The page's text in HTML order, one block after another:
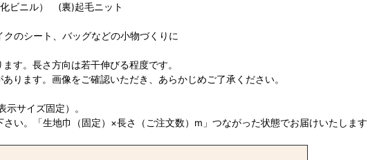
ビニル） (裏)起毛ニット
のシート、バッグなどの小物づくりに
す。長さ方向は若干伸びる程度です。
ります。画像をご確認いただき、あらかじめご了承ください。
サイズ固定）。
い。「生地巾（固定）×長さ（ご注文数）m」つながった状態でお届けいたしま